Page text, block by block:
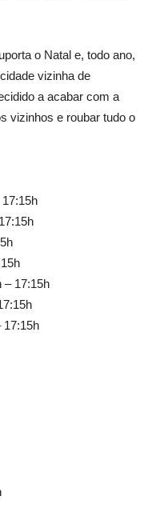
o Natal e, todo ano,
vizinha de
a acabar com a
vizinhos e roubar tudo o
– 17:15h
17:15h